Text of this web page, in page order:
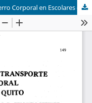
Los Indicadores del Transporte de Hierro Corporal en Escolares de Quito